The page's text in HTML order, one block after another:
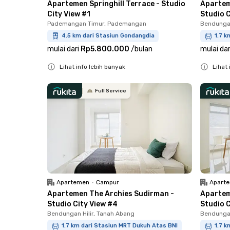
Apartemen Springhill Terrace - Studio
City View #1
Pademangan Timur, Pademangan
4.5 km dari Stasiun Gondangdia
mulai dari Rp5.800.000 /bulan
Lihat info lebih banyak
Studio
1.7
mulai
Lihat
Full Service
Apartemen • Campur
Apartemen The Archies Sudirman -
Studio City View #4
Bendungan Hilir, Tanah Abang
1.7 km dari Stasiun MRT Dukuh Atas BNI
Studio
1.7